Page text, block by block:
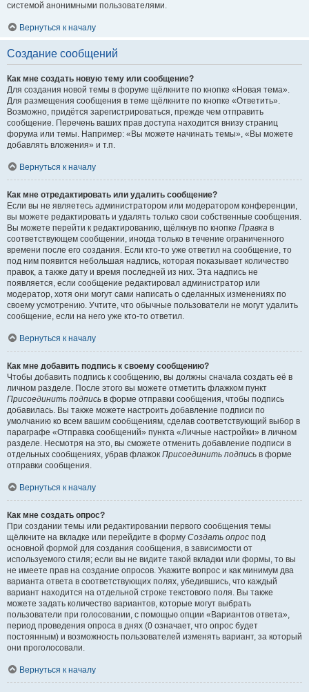
системой анонимными пользователями.
Вернуться к началу
Создание сообщений
Как мне создать новую тему или сообщение?
Для создания новой темы в форуме щёлкните по кнопке «Новая тема».
Для размещения сообщения в теме щёлкните по кнопке «Ответить».
Возможно, придётся зарегистрироваться, прежде чем отправить
сообщение. Перечень ваших прав доступа находится внизу страниц
форума или темы. Например: «Вы можете начинать темы», «Вы можете
добавлять вложения» и т.п.
Вернуться к началу
Как мне отредактировать или удалить сообщение?
Если вы не являетесь администратором или модератором конференции,
вы можете редактировать и удалять только свои собственные сообщения.
Вы можете перейти к редактированию, щёлкнув по кнопке Правка в
соответствующем сообщении, иногда только в течение ограниченного
времени после его создания. Если кто-то уже ответил на сообщение, то
под ним появится небольшая надпись, которая показывает количество
правок, а также дату и время последней из них. Эта надпись не
появляется, если сообщение редактировал администратор или
модератор, хотя они могут сами написать о сделанных изменениях по
своему усмотрению. Учтите, что обычные пользователи не могут удалить
сообщение, если на него уже кто-то ответил.
Вернуться к началу
Как мне добавить подпись к своему сообщению?
Чтобы добавить подпись к сообщению, вы должны сначала создать её в
личном разделе. После этого вы можете отметить флажком пункт
Присоединить подпись в форме отправки сообщения, чтобы подпись
добавилась. Вы также можете настроить добавление подписи по
умолчанию ко всем вашим сообщениям, сделав соответствующий выбор в
параграфе «Отправка сообщений» пункта «Личные настройки» в личном
разделе. Несмотря на это, вы сможете отменить добавление подписи в
отдельных сообщениях, убрав флажок Присоединить подпись в форме
отправки сообщения.
Вернуться к началу
Как мне создать опрос?
При создании темы или редактировании первого сообщения темы
щёлкните на вкладке или перейдите в форму Создать опрос под
основной формой для создания сообщения, в зависимости от
используемого стиля; если вы не видите такой вкладки или формы, то вы
не имеете прав на создание опросов. Укажите вопрос и как минимум два
варианта ответа в соответствующих полях, убедившись, что каждый
вариант находится на отдельной строке текстового поля. Вы также
можете задать количество вариантов, которые могут выбрать
пользователи при голосовании, с помощью опции «Вариантов ответа»,
период проведения опроса в днях (0 означает, что опрос будет
постоянным) и возможность пользователей изменять вариант, за который
они проголосовали.
Вернуться к началу